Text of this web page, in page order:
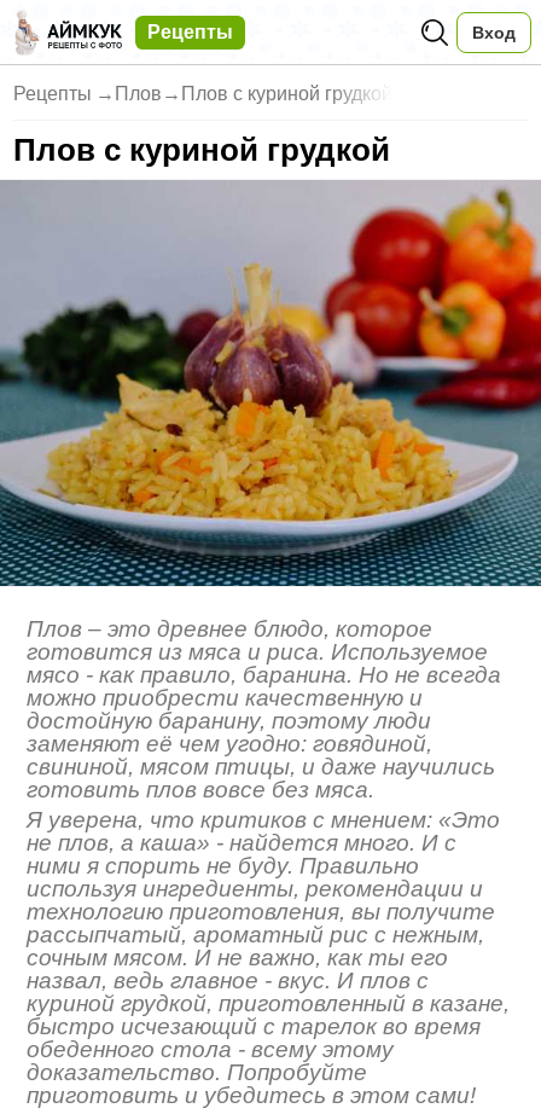
Рецепты Вход
Рецепты → Плов → Плов с куриной грудкой
Плов с куриной грудкой
Плов – это древнее блюдо, которое
готовится из мяса и риса. Используемое
мясо - как правило, баранина. Но не всегда
можно приобрести качественную и
достойную баранину, поэтому люди
заменяют её чем угодно: говядиной,
свининой, мясом птицы, и даже научились
готовить плов вовсе без мяса.
Я уверена, что критиков с мнением: «Это
не плов, а каша» - найдется много. И с
ними я спорить не буду. Правильно
используя ингредиенты, рекомендации и
технологию приготовления, вы получите
рассыпчатый, ароматный рис с нежным,
сочным мясом. И не важно, как ты его
назвал, ведь главное - вкус. И плов с
куриной грудкой, приготовленный в казане,
быстро исчезающий с тарелок во время
обеденного стола - всему этому
доказательство. Попробуйте
приготовить и убедитесь в этом сами!